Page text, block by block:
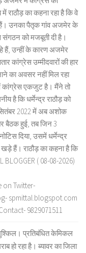
का कहना रहा है कि वे
हैं। उनका पैतृक गांव अजमेर के
को मजबूती दी है।
हैं, उन्हीं के कारण अजमेर
कांग्रेस उम्मीदवारों की हार
का अवसर नहीं मिल रहा
कांग्रेस एकजुट है। मैंने तो
है कि धर्मेन्द्र राठौड़ को
2022 में अब अशोक
बैठक हुई, तब जिन 3
दिया, उसमें धर्मेन्द्र
हैं। राठौड़ का कहना है कि
( 08-08-2026)
on Twitter-
spmittal.blogspot.com
9829071511
प्रतिबंधित केमिकल
हो रहा है। ब्यावर का जिला